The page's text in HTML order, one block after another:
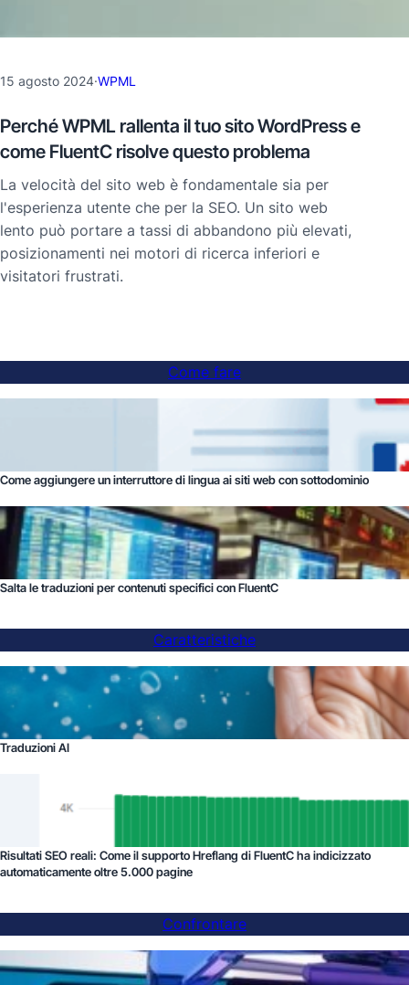
15 agosto 2024·WPML
Perché WPML rallenta il tuo sito WordPress e
come FluentC risolve questo problema
La velocità del sito web è fondamentale sia per
l'esperienza utente che per la SEO. Un sito web
lento può portare a tassi di abbandono più elevati,
posizionamenti nei motori di ricerca inferiori e
visitatori frustrati.
Come fare
Come aggiungere un interruttore di lingua ai siti web con sottodominio
Salta le traduzioni per contenuti specifici con FluentC
Caratteristiche
Traduzioni AI
Risultati SEO reali: Come il supporto Hreflang di FluentC ha indicizzato
automaticamente oltre 5.000 pagine
Confrontare